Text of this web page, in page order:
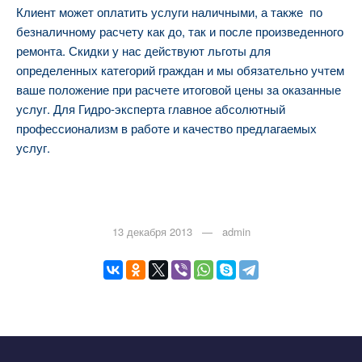
Клиент может оплатить услуги наличными, а также по
безналичному расчету как до, так и после произведенного
ремонта. Скидки у нас действуют льготы для
определенных категорий граждан и мы обязательно учтем
ваше положение при расчете итоговой цены за оказанные
услуг. Для Гидро-эксперта главное абсолютный
профессионализм в работе и качество предлагаемых
услуг.
13 декабря 2013 — admin